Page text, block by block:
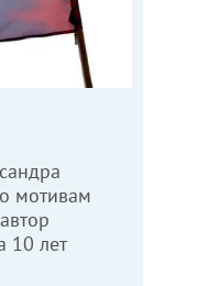
мотивам
10 лет